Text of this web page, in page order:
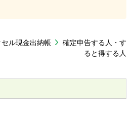
セル現金出納帳
確定申告する人・す
ると得する人